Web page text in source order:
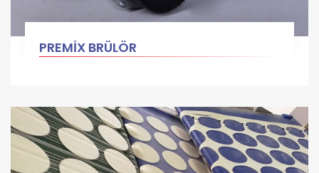
PREMİX BRÜLÖR